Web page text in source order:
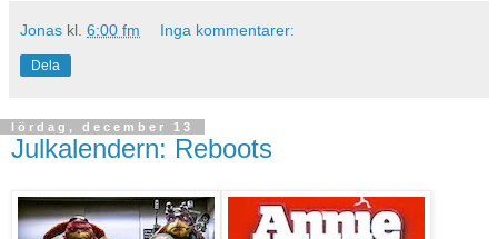
Jonas kl. 6:00 fm Inga kommentarer:
Dela
lördag, december 13
Julkalendern: Reboots